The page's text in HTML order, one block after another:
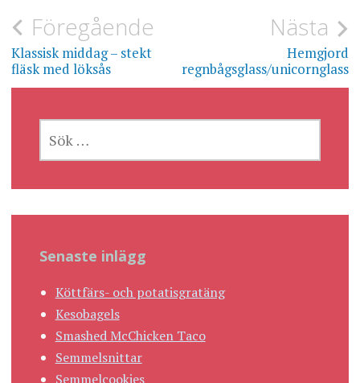
Inläggsnavigering
Föregående
Klassisk middag – stekt
fläsk med löksås
Nästa
Hemgjord
regnbågsglass/unicornglass
EFTER:
Senaste inlägg
Köttfärs- och potatisgratäng
Kesobagels
Smashed McChicken Taco
Semmelsnittar
Semmelcookies